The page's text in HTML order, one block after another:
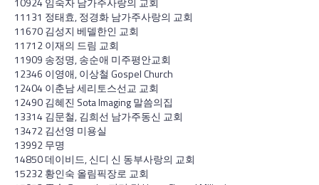
11131 정태효, 정경화 남가주사랑의 교회
11670 김성지 베델한인 교회
11712 이재의 드림 교회
11909 송정명, 송순애 미주평안교회
12346 이영애, 이상철 Gospel Church
12404 이춘남 세리토스선교 교회
12490 김혜진 Sota Imaging 말씀의집
13314 김문철, 김희선 남가주동신 교회
13472 김선영 미용실
13992 무명
14850 데이비드, 신디 신 동부사랑의 교회
15232 황인숙 올림픽장로 교회